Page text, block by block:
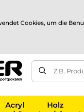
Z.B.
Acryl
Holz
Cookies, um die